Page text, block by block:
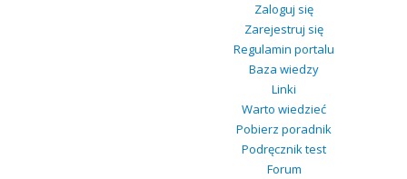
Zaloguj się
Zarejestruj się
Regulamin portalu
Baza wiedzy
Linki
Warto wiedzieć
Pobierz poradnik
Podręcznik test
Forum